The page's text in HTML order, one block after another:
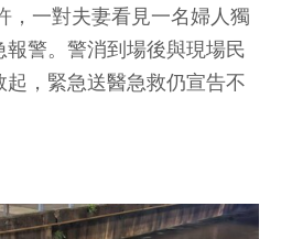
，一對夫妻看見一名婦人獨
報警。警消到場後與現場民
，緊急送醫急救仍宣告不